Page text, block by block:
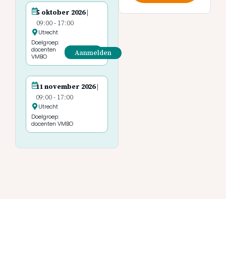
5 oktober 2026 |
09:00- 17:00
Utrecht
Doelgroep:
docenten
VMBO
Aanmelden
11 november 2026 |
09:00- 17:00
Utrecht
Doelgroep:
docenten VMBO